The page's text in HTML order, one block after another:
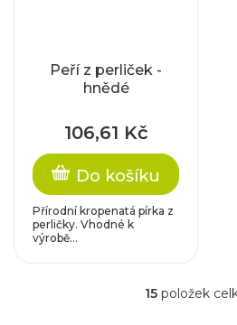
Peří z perliček -
hnědé
106,61 Kč
Do košíku
Přírodní kropenatá pírka z
perličky. Vhodné k
výrobě...
O
15 položek